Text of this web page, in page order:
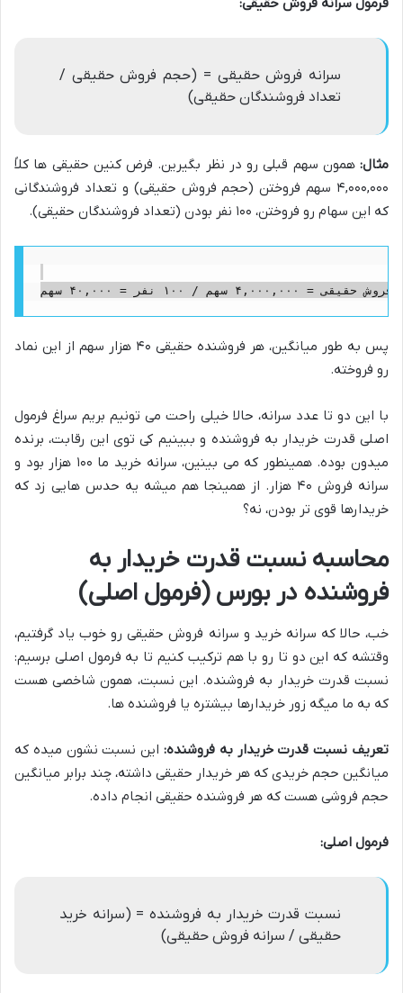
سرانه فروش حقیقی = (حجم فروش حقیقی /
تعداد فروشندگان حقیقی)
مثال: همون سهم قبلی رو در نظر بگیرین. فرض کنین حقیقی ها کلاً
۴,۰۰۰,۰۰۰ سهم فروختن (حجم فروش حقیقی) و تعداد فروشندگانی
که این سهام رو فروختن، ۱۰۰ نفر بودن (تعداد فروشندگان حقیقی).
پس به طور میانگین، هر فروشنده حقیقی ۴۰ هزار سهم از این نماد
رو فروخته.
با این دو تا عدد سرانه، حالا خیلی راحت می تونیم بریم سراغ فرمول
اصلی قدرت خریدار به فروشنده و ببینیم کی توی این رقابت، برنده
میدون بوده. همینطور که می بینین، سرانه خرید ما ۱۰۰ هزار بود و
سرانه فروش ۴۰ هزار. از همینجا هم میشه یه حدس هایی زد که
خریدارها قوی تر بودن، نه؟
محاسبه نسبت قدرت خریدار به
فروشنده در بورس (فرمول اصلی)
خب، حالا که سرانه خرید و سرانه فروش حقیقی رو خوب یاد گرفتیم،
وقتشه که این دو تا رو با هم ترکیب کنیم تا به فرمول اصلی برسیم:
نسبت قدرت خریدار به فروشنده. این نسبت، همون شاخصی هست
که به ما میگه زور خریدارها بیشتره یا فروشنده ها.
تعریف نسبت قدرت خریدار به فروشنده: این نسبت نشون میده که
میانگین حجم خریدی که هر خریدار حقیقی داشته، چند برابر میانگین
حجم فروشی هست که هر فروشنده حقیقی انجام داده.
فرمول اصلی:
نسبت قدرت خریدار به فروشنده = (سرانه خرید
حقیقی / سرانه فروش حقیقی)